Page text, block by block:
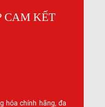
CAM KẾT